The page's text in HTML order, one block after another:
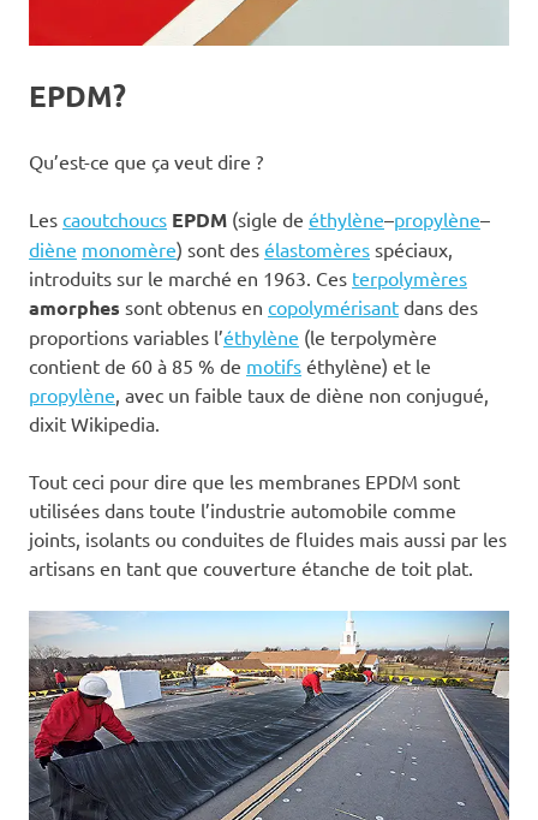
EPDM?
Qu’est-ce que ça veut dire ?
Les caoutchoucs EPDM (sigle de éthylène–propylène–
diène monomère) sont des élastomères spéciaux,
introduits sur le marché en 1963. Ces terpolymères
amorphes sont obtenus en copolymérisant dans des
proportions variables l’éthylène (le terpolymère
contient de 60 à 85 % de motifs éthylène) et le
propylène, avec un faible taux de diène non conjugué,
dixit Wikipedia.
Tout ceci pour dire que les membranes EPDM sont
utilisées dans toute l’industrie automobile comme
joints, isolants ou conduites de fluides mais aussi par les
artisans en tant que couverture étanche de toit plat.